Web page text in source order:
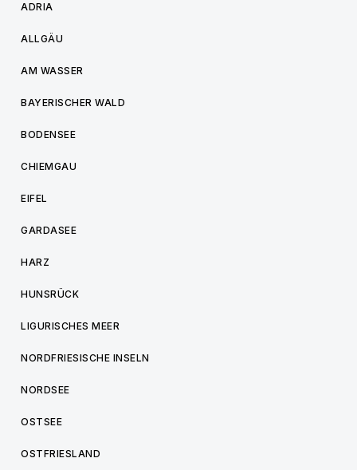
ADRIA
ALLGÄU
AM WASSER
BAYERISCHER WALD
BODENSEE
CHIEMGAU
EIFEL
GARDASEE
HARZ
HUNSRÜCK
LIGURISCHES MEER
NORDFRIESISCHE INSELN
NORDSEE
OSTSEE
OSTFRIESLAND